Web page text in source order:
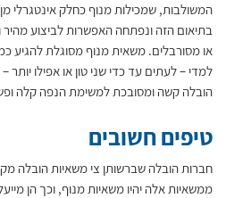
המשולבות, שמכילות מנוף כחלק אינטגרלי
בתיאום הזה ונפתחה האפשרות לביצוע מהיר
או מסורבלים. משאית מנוף מסוגלת להגיע
הובלה קשה ומסובכת למשימת הנפה קלה
טיפים חשובים
חברות הובלה שברשותן צי משאיות הובלה
ממשאיות אלה יהיו משאיות מנוף, וכך הן